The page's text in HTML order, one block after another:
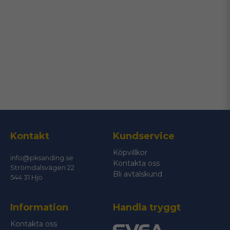
Ja, ni får publicera min fråga
Skicka fråga
Kontakt
info@pksanding.se
Strömdalsvägen 22
544 31 Hjo
Kundservice
Köpvillkor
Kontakta oss
Bli avtalskund
Information
Kontakta oss
Handla tryggt